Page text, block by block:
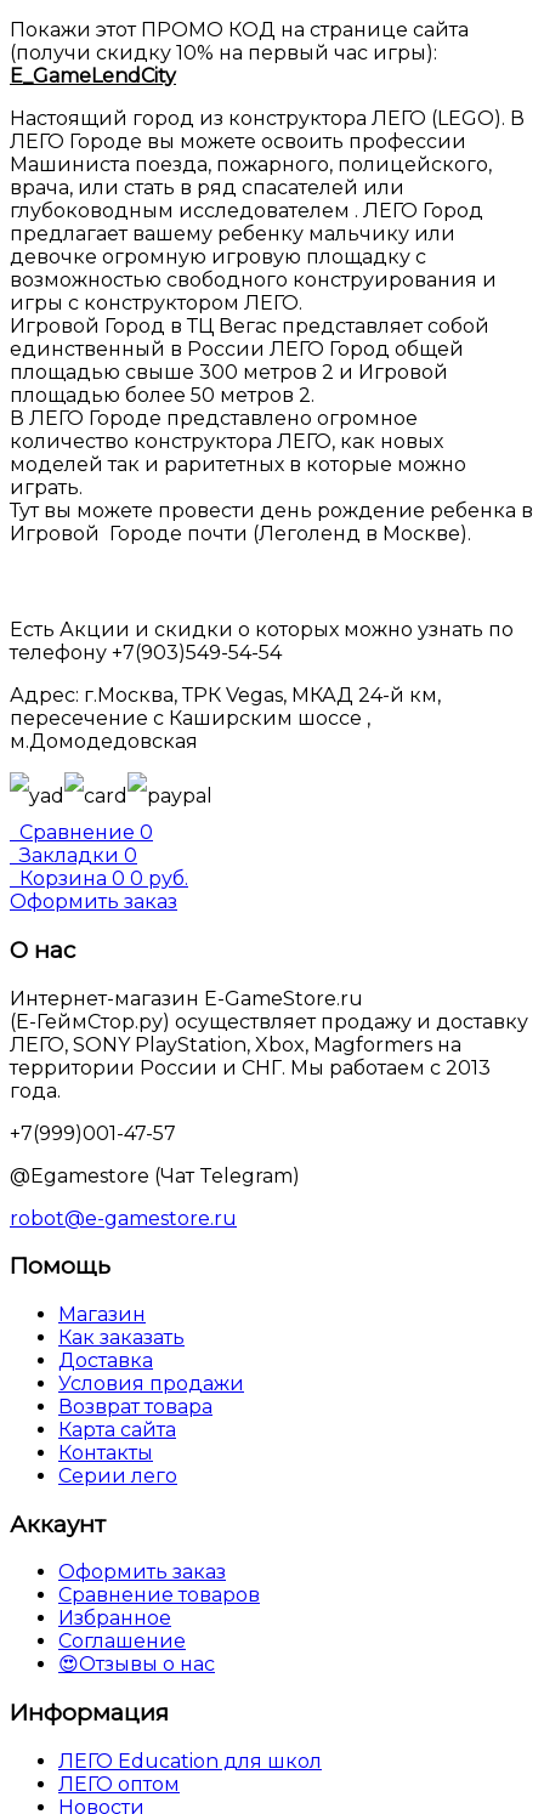
Покажи этот ПРОМО КОД на странице сайта
(получи скидку 10% на первый час игры):
E_GameLendCity
Настоящий город из конструктора ЛЕГО (LEGO). В
ЛЕГО Городе вы можете освоить профессии
Машиниста поезда, пожарного, полицейского,
врача, или стать в ряд спасателей или
глубоководным исследователем . ЛЕГО Город
предлагает вашему ребенку мальчику или
девочке огромную игровую площадку с
возможностью свободного конструирования и
игры с конструктором ЛЕГО.
Игровой Город в ТЦ Вегас представляет собой
единственный в России ЛЕГО Город общей
площадью свыше 300 метров 2 и Игровой
площадью более 50 метров 2.
В ЛЕГО Городе представлено огромное
количество конструктора ЛЕГО, как новых
моделей так и раритетных в которые можно
играть.
Тут вы можете провести день рождение ребенка в
Игровой Городе почти (Леголенд в Москве).
Есть Акции и скидки о которых можно узнать по
телефону +7(903)549-54-54
Адрес: г.Москва, ТРК Vegas, МКАД 24-й км,
пересечение с Каширским шоссе ,
м.Домодедовская
Сравнение 0
Закладки 0
Корзина 0 0 руб.
Оформить заказ
О нас
Интернет-магазин E-GameStore.ru
(Е-ГеймСтор.ру) осуществляет продажу и доставку
ЛЕГО, SONY PlayStation, Xbox, Magformers на
территории России и СНГ. Мы работаем с 2013
года.
+7(999)001-47-57
@Egamestore (Чат Telegram)
robot@e-gamestore.ru
Помощь
Магазин
Как заказать
Доставка
Условия продажи
Возврат товара
Карта сайта
Контакты
Серии лего
Аккаунт
Оформить заказ
Сравнение товаров
Избранное
Соглашение
😍Отзывы о нас
Информация
ЛЕГО Education для школ
ЛЕГО оптом
Новости